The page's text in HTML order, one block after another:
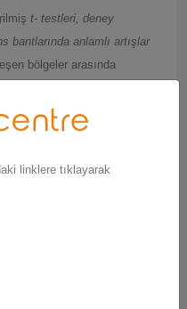
t- testleri, deney
bantlarında anlamlı artışlar
bölgeler arasında
çalışma belleği ve
temporal lob
çalışma belleğini ve
linklere tıklayarak